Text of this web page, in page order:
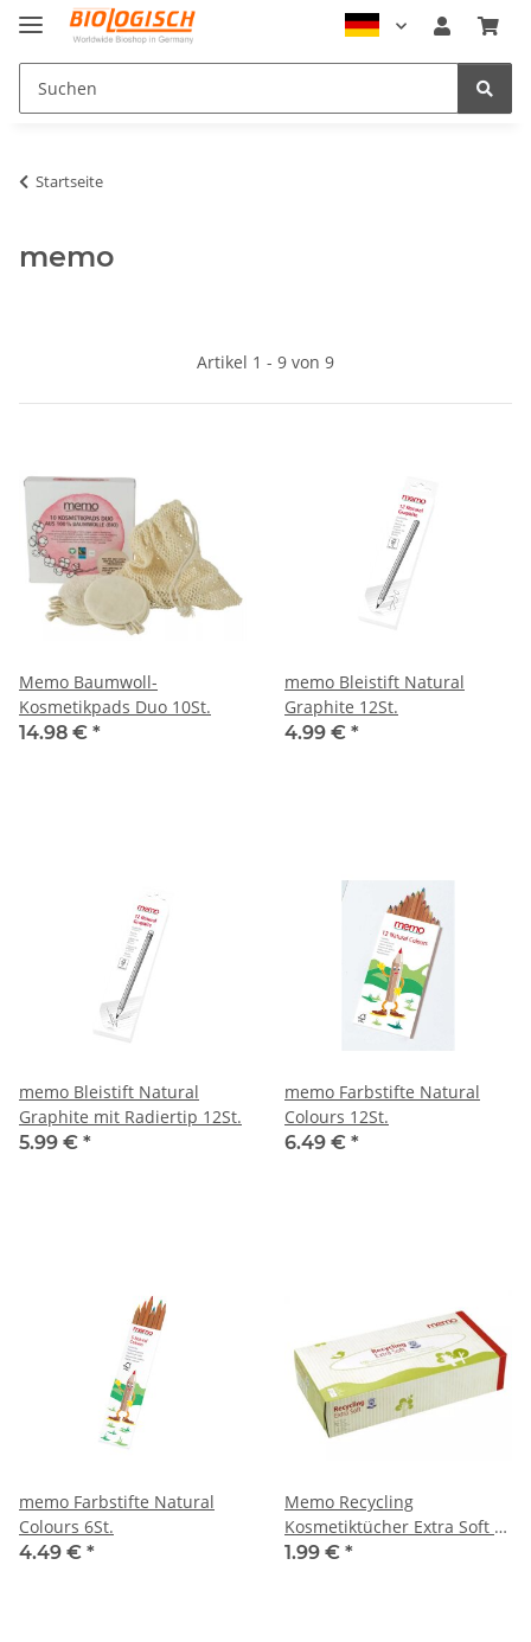
Startseite
memo
Artikel 1 - 9 von 9
Memo Baumwoll-
Kosmetikpads Duo 10St.
14.98 € *
memo Bleistift Natural
Graphite 12St.
4.99 € *
memo Bleistift Natural
Graphite mit Radiertip 12St.
5.99 € *
memo Farbstifte Natural
Colours 12St.
6.49 € *
memo Farbstifte Natural
Colours 6St.
4.49 € *
Memo Recycling
Kosmetiktücher Extra Soft 2-
Lagig100St.
1.99 € *